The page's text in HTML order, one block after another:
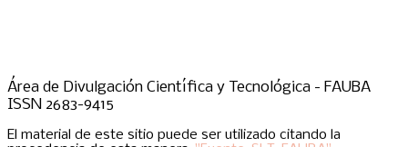
Área de Divulgación Científica y Tecnológica - FAUBA
ISSN 2683-9415
El material de este sitio puede ser utilizado citando la